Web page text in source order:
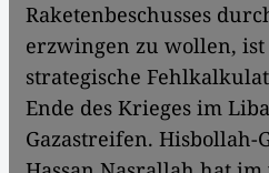
Raketenbeschusses
erzwingen zu wollen,
strategische
Ende des Krieges im
Gazastreifen. Hisbollah-